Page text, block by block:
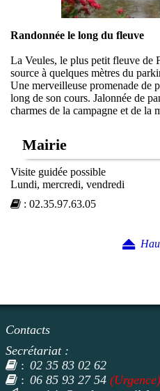
Randonnée le long du fleuve
La Veules, le plus petit fleuve de
source à quelques mètres du
Une merveilleuse promenade de
long de son cours. Jalonnée de
charmes de la campagne et de la
Mairie
Visite guidée possible
Lundi, mercredi, vendredi
: 02.35.97.63.05
Contacts
Secrétariat :
: 02 35 83 02 62
: 06 85 93 27 54 (Urgence)